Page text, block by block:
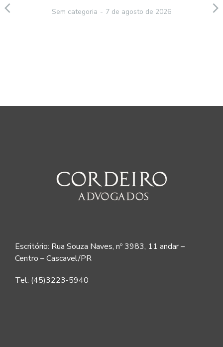
Sem categoria 7 de agosto de 2026
Escritório: Rua Souza Naves, nº 3983, 11 andar –
Centro – Cascavel/PR
Tel: (45)3223-5940